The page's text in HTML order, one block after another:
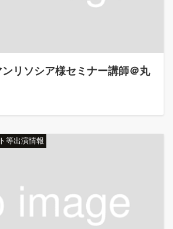
リソシア様セミナー講師＠丸
等出演情報